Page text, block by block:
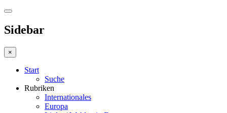
Sidebar
×
Start
Suche
Rubriken
Internationales
Europa